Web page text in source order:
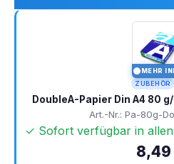
MEHR
ZUBEHÖR
DoubleA-Papier Din A4 80
Art.-Nr.: Pa-80g-
✓ Sofort verfügbar in allen
8,49